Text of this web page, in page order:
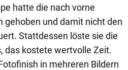
hatte die nach vorne
gehoben und damit nicht den
Stattdessen löste sie die
das kostete wertvolle Zeit.
in mehreren Bildern